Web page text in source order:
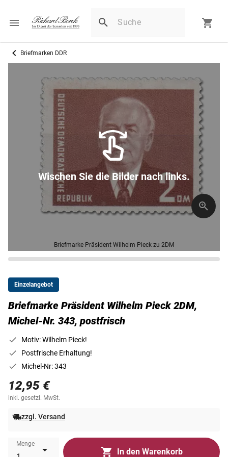
Briefmarken DDR
Briefmarke Präsident Wilhelm Pieck zu 2DM
Wischen Sie die Bilder nach links.
Einzelangebot
Briefmarke Präsident Wilhelm Pieck 2DM,
Michel-Nr. 343, postfrisch
Motiv: Wilhelm Pieck!
Postfrische Erhaltung!
Michel-Nr: 343
12,95 €
inkl. gesetzl. MwSt.
zzgl. Versand
Menge
In den Warenkorb